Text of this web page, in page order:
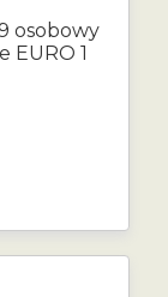
osobowy
EURO 1